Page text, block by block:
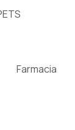
Farmacia